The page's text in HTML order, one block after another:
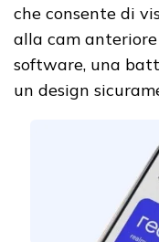
che consente di
alla cam
software, una
un design